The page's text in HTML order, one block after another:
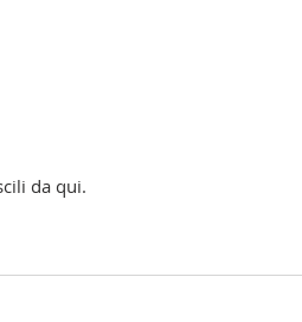
da qui.